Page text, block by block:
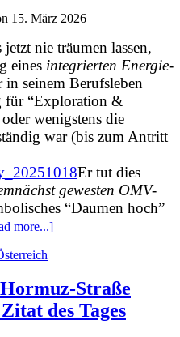
15. März 2026
nie träumen lassen,
eines integrierten Energie-
in seinem Berufsleben
für “Exploration &
wenigstens die
war (bis zum Antritt
Er tut dies
gewesten OMV-
“Daumen hoch”
more...]
Straße
des Tages